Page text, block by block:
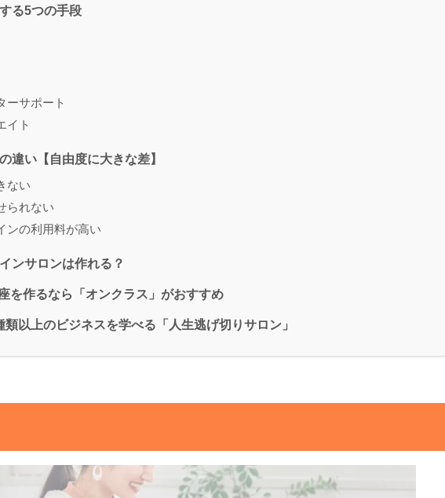
る5つの手段
ーサポート
イト
違い【自由度に大きな差】
ない
られない
ンの利用料が高い
ンサロンは作れる？
を作るなら「オンクラス」がおすすめ
以上のビジネスを学べる「人生逃げ切りサロン」